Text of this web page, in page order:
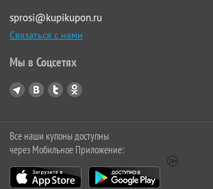
sprosi@kupikupon.ru
Связаться с нами
Мы в Соцсетях
Все наши купоны доступны
через Мобильное Приложение: